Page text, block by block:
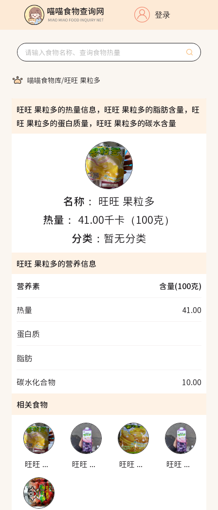
登录
喵喵食物库/旺旺 果粒多
旺旺 果粒多的热量信息，旺旺 果粒多的脂肪含量，旺
旺 果粒多的蛋白质量，旺旺 果粒多的碳水含量
名称： 旺旺 果粒多
热量： 41.00千卡（100克）
分类： 暂无分类
旺旺 果粒多的营养信息
营养素
含量(100克)
热量 41.00
蛋白质
脂肪
碳水化合物
10.00
相关食物
旺旺 果粒多 旺旺 果粒多 旺旺 果粒多 旺旺 果粒多